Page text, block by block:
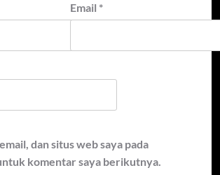
Email *
dan situs web saya pada
komentar saya berikutnya.